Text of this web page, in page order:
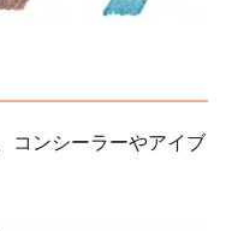
コンシーラーやアイブ